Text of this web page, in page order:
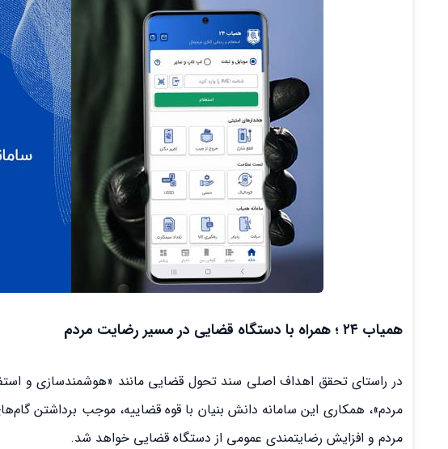
همیاب ۲۴ ؛ همراه با دستگاه قضایی در مسیر رضایت مردم
در راستای تحقق اهداف اصلی سند تحول قضایی مانند «هوشمندسازی و
مردم»، همکاری این سامانه دانش بنیان با قوه قضاییه، موجب برداشتن
مردم و افزایش رضایتمندی عمومی از دستگاه قضایی خواهد شد.